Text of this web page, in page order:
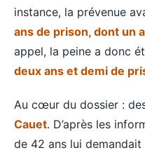
instance, la prévenue
ans de prison, dont un
appel, la peine a donc
deux ans et demi de
Au cœur du dossier :
Cauet. D’après les
de 42 ans lui demandait